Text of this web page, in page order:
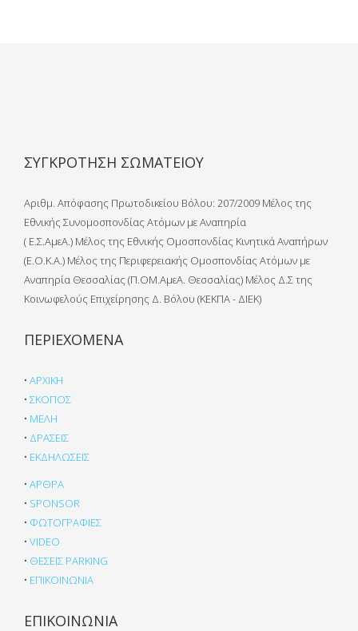
ΣΥΓΚΡΟΤΗΣΗ ΣΩΜΑΤΕΙΟΥ
Αριθμ. Απόφασης Πρωτοδικείου Βόλου: 207/2009 Μέλος της
Εθνικής Συνομοσπονδίας Ατόμων με Αναπηρία
( Ε.Σ.ΑμεΑ.) Μέλος της Εθνικής Ομοσπονδίας Κινητικά Αναπήρων
(Ε.Ο.Κ.Α.) Μέλος της Περιφερειακής Ομοσπονδίας Ατόμων με
Αναπηρία Θεσσαλίας (Π.ΟΜ.ΑμεΑ. Θεσσαλίας) Μέλος Δ.Σ της
Κοινωφελούς Επιχείρησης Δ. Βόλου (ΚΕΚΠΑ - ΔΙΕΚ)
ΠΕΡΙΕΧΟΜΕΝΑ
• ΑΡΧΙΚΗ
• ΣΚΟΠΟΣ
• ΜΕΛΗ
• ΔΡΑΣΕΙΣ
• ΕΚΔΗΛΩΣΕΙΣ
• ΑΡΘΡΑ
• SPONSOR
• ΦΩΤΟΓΡΑΦΙΕΣ
• VIDEO
• ΘΕΣΕΙΣ PARKING
• ΕΠΙΚΟΙΝΩΝΙΑ
ΕΠΙΚΟΙΝΩΝΙΑ